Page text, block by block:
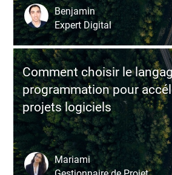
Benjamin
Expert Digital
Comment choisir le
programmation pour
projets logiciels
Mariami